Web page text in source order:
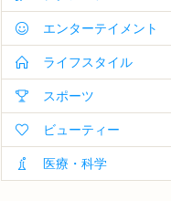
エンターテイメント
ライフスタイル
スポーツ
ビューティー
医療・科学